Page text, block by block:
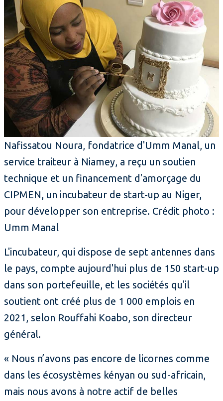
Nafissatou Noura, fondatrice d'Umm Manal, un
service traiteur à Niamey, a reçu un soutien
technique et un financement d'amorçage du
CIPMEN, un incubateur de start-up au Niger,
pour développer son entreprise. Crédit photo :
Umm Manal
L'incubateur, qui dispose de sept antennes dans
le pays, compte aujourd'hui plus de 150 start-up
dans son portefeuille, et les sociétés qu'il
soutient ont créé plus de 1 000 emplois en
2021, selon Rouffahi Koabo, son directeur
général.
« Nous n’avons pas encore de licornes comme
dans les écosystèmes kényan ou sud-africain,
mais nous avons à notre actif de belles